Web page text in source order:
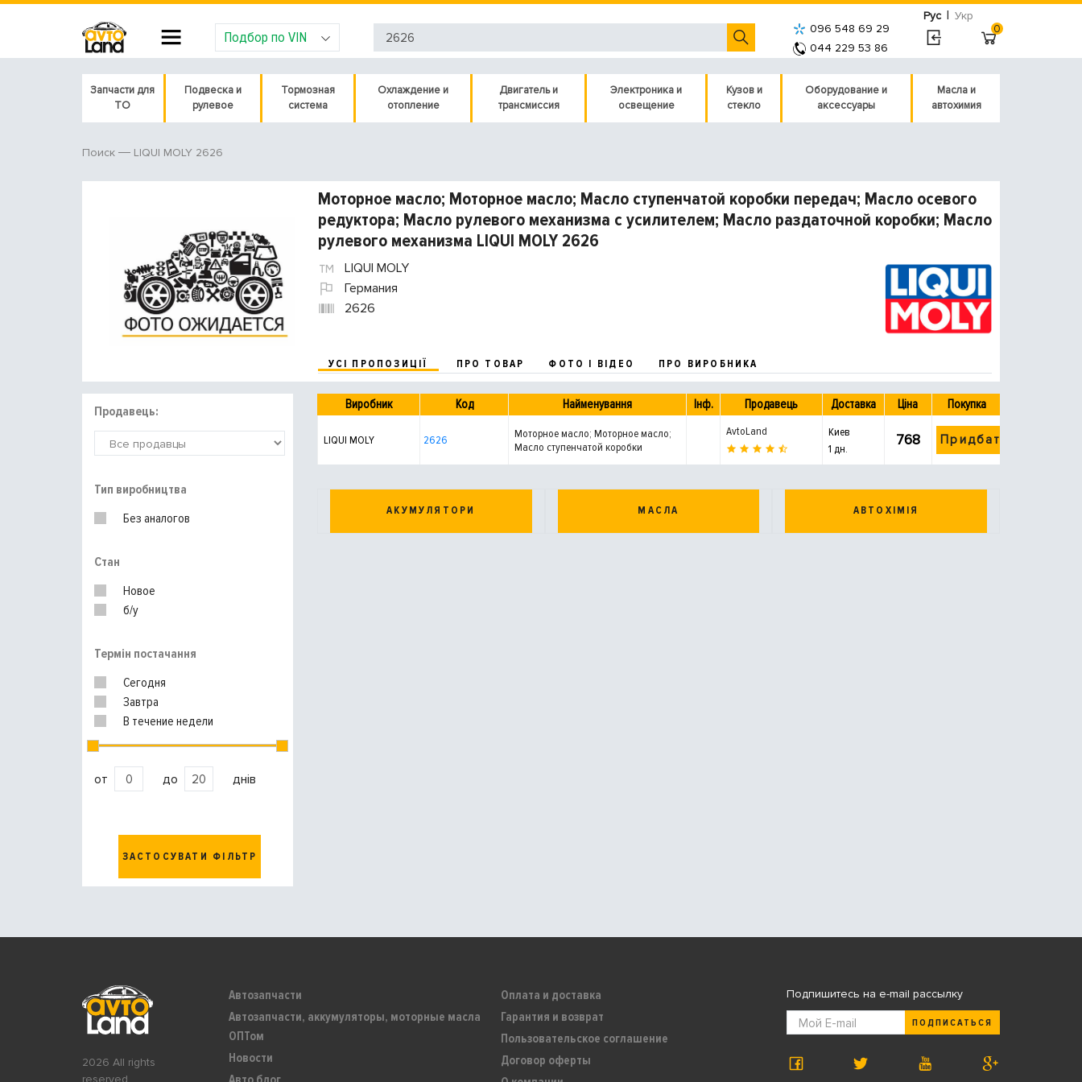
Рус | Укр
Подбор по VIN
096 548 69 29
044 229 53 86
0
Запчасти для
ТО
Подвеска и
рулевое
Тормозная
система
Охлаждение и
отопление
Двигатель и
трансмиссия
Электроника и
освещение
Кузов и
стекло
Оборудование и
аксессуары
Масла и
автохимия
Поиск LIQUI MOLY 2626
Моторное масло; Моторное масло; Масло ступенчатой коробки передач; Масло осевого
редуктора; Масло рулевого механизма с усилителем; Масло раздаточной коробки; Масло
рулевого механизма LIQUI MOLY 2626
LIQUI MOLY
Германия
2626
УСІ ПРОПОЗИЦІЇ ПРО ТОВАР ФОТО І ВІДЕО ПРО ВИРОБНИКА
Продавець:
Тип виробництва
Без аналогов
Стан
Новое
б/у
Термін постачання
Сегодня
Завтра
В течение недели
от до днів
ЗАСТОСУВАТИ ФІЛЬТР
Виробник Код Найменування Інф. Продавець Доставка Ціна Покупка
LIQUI MOLY 2626
Моторное масло; Моторное масло;
Масло ступенчатой коробки
усилителем; Масло раздаточной
AvtoLand
Киев
1 дн.
768 Придбати
АКУМУЛЯТОРИ МАСЛА АВТОХІМІЯ
2026 All rights
reserved
Автозапчасти
Автозапчасти, аккумуляторы, моторные масла
ОПТом
Новости
Оплата и доставка
Гарантия и возврат
Пользовательское соглашение
Договор оферты
Подпишитесь на e-mail рассылку
ПОДПИСАТЬСЯ